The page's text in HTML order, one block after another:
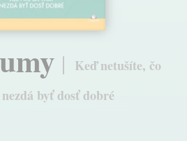
Keď netušíte, čo
byť dosť dobré